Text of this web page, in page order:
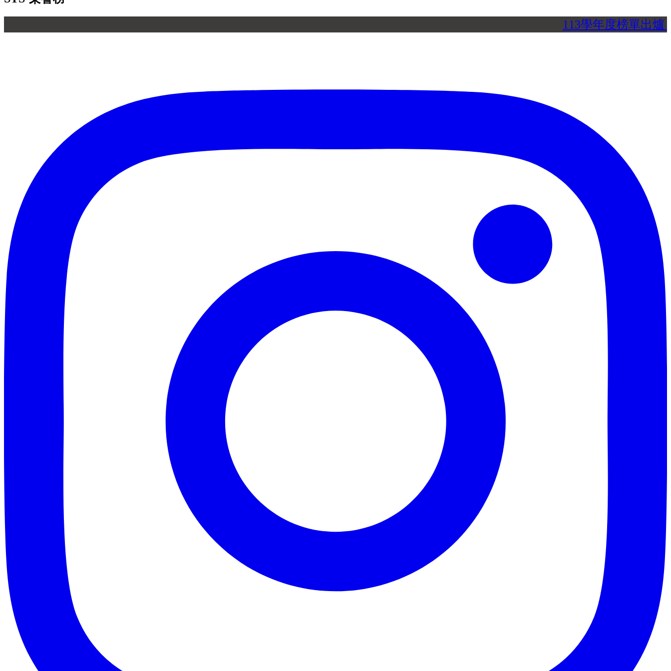
113學年度榜單出爐